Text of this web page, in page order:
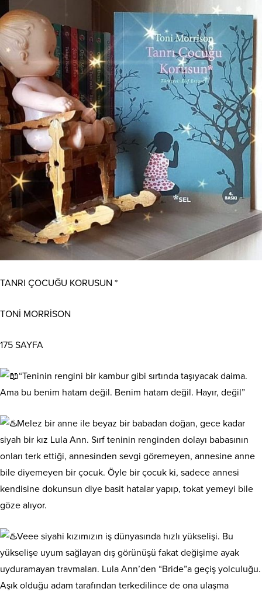
TANRI ÇOCUĞU KORUSUN *
TONİ MORRİSON
175 SAYFA
“Teninin rengini bir kambur gibi sırtında taşıyacak daima.
Ama bu benim hatam değil. Benim hatam değil. Hayır, değil”
Melez bir anne ile beyaz bir babadan doğan, gece kadar
siyah bir kız Lula Ann. Sırf teninin renginden dolayı babasının
onları terk ettiği, annesinden sevgi göremeyen, annesine anne
bile diyemeyen bir çocuk. Öyle bir çocuk ki, sadece annesi
kendisine dokunsun diye basit hatalar yapıp, tokat yemeyi bile
göze alıyor.
Veee siyahi kızımızın iş dünyasında hızlı yükselişi. Bu
yükselişe uyum sağlayan dış görünüşü fakat değişime ayak
uyduramayan travmaları. Lula Ann’den “Bride”a geçiş yolculuğu.
Aşık olduğu adam tarafından terkedilince de ona ulaşma